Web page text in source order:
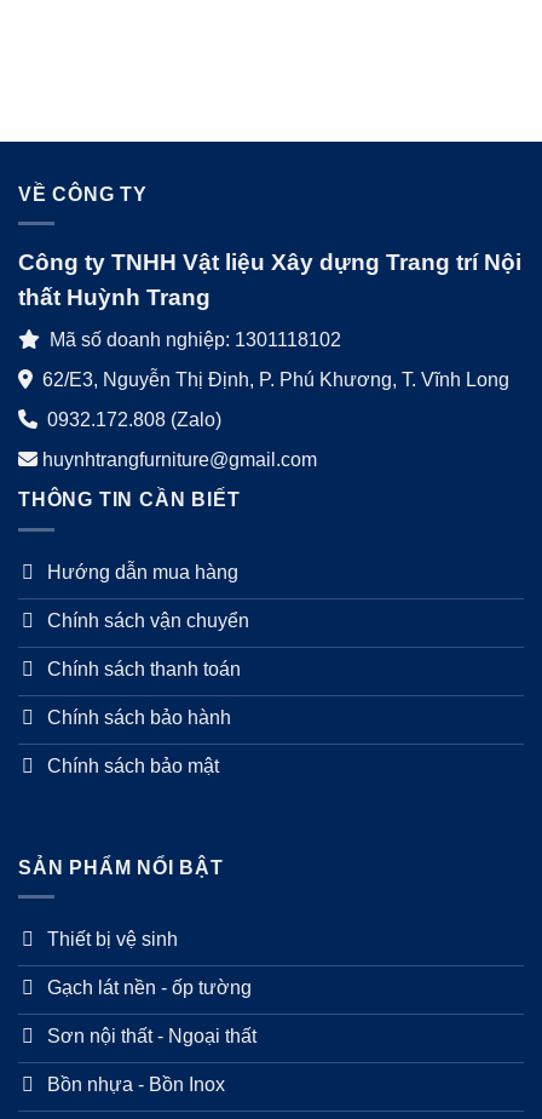
VỀ CÔNG TY
Công ty TNHH Vật liệu Xây dựng Trang trí Nội
thất Huỳnh Trang
Mã số doanh nghiệp: 1301118102
62/E3, Nguyễn Thị Định, P. Phú Khương, T. Vĩnh Long
0932.172.808 (Zalo)
huynhtrangfurniture@gmail.com
THÔNG TIN CẦN BIẾT
Hướng dẫn mua hàng
Chính sách vận chuyển
Chính sách thanh toán
Chính sách bảo hành
Chính sách bảo mật
SẢN PHẨM NỔI BẬT
Thiết bị vệ sinh
Gạch lát nền - ốp tường
Sơn nội thất - Ngoại thất
Bồn nhựa - Bồn Inox